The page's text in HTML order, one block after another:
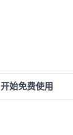
开始免费使用